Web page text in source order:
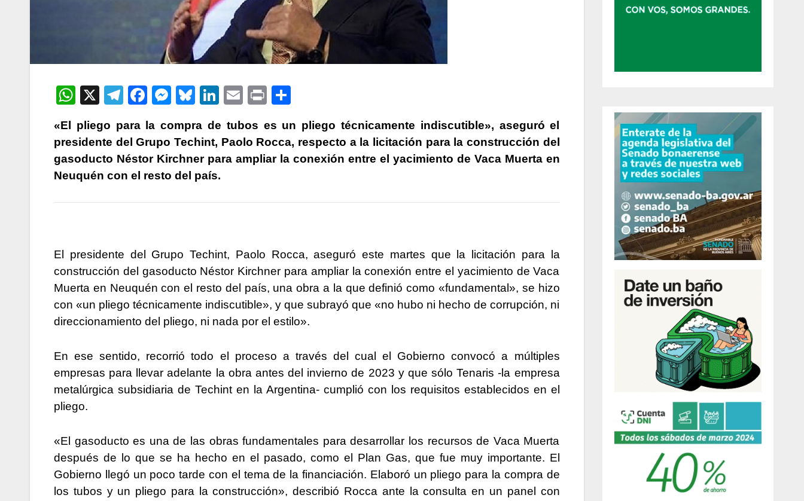
W
at
s
A
p
X
T
e
gr
a
F
c
e
b
o
M
s
s
e
g
Bl
e
s
k
Li
k
e
dI
E
ail
P
nt m
p
«El pliego para la compra de tubos es un pliego técnicamente indiscutible», aseguró el
presidente del Grupo Techint, Paolo Rocca, respecto a la licitación para la construcción del
gasoducto Néstor Kirchner para ampliar la conexión entre el yacimiento de Vaca Muerta en
Neuquén con el resto del país.
El presidente del Grupo Techint, Paolo Rocca, aseguró este martes que la licitación para la
construcción del gasoducto Néstor Kirchner para ampliar la conexión entre el yacimiento de Vaca
Muerta en Neuquén con el resto del país, una obra a la que definió como «fundamental», se hizo
con «un pliego técnicamente indiscutible», y que subrayó que «no hubo ni hecho de corrupción, ni
direccionamiento del pliego, ni nada por el estilo».
En ese sentido, recorrió todo el proceso a través del cual el Gobierno convocó a múltiples
empresas para llevar adelante la obra antes del invierno de 2023 y que sólo Tenaris -la empresa
metalúrgica subsidiaria de Techint en la Argentina- cumplió con los requisitos establecidos en el
pliego.
«El gasoducto es una de las obras fundamentales para desarrollar los recursos de Vaca Muerta
después de lo que se ha hecho en el pasado, como el Plan Gas, que fue muy importante. El
Gobierno llegó un poco tarde con el tema de la financiación. Elaboró un pliego para la compra de
los tubos y un pliego para la construcción», describió Rocca ante la consulta en un panel con